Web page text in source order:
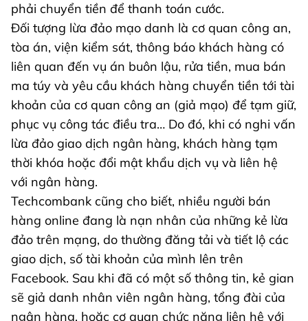
phải chuyển tiền để thanh toán cước.
Đối tượng lừa đảo mạo danh là cơ quan công an,
tòa án, viện kiểm sát, thông báo khách hàng có
liên quan đến vụ án buôn lậu, rửa tiền, mua bán
ma túy và yêu cầu khách hàng chuyển tiền tới tài
khoản của cơ quan công an (giả mạo) để tạm giữ,
phục vụ công tác điều tra… Do đó, khi có nghi vấn
lừa đảo giao dịch ngân hàng, khách hàng tạm
thời khóa hoặc đổi mật khẩu dịch vụ và liên hệ
với ngân hàng.
Techcombank cũng cho biết, nhiều người bán
hàng online đang là nạn nhân của những kẻ lừa
đảo trên mạng, do thường đăng tải và tiết lộ các
giao dịch, số tài khoản của mình lên trên
Facebook. Sau khi đã có một số thông tin, kẻ gian
sẽ giả danh nhân viên ngân hàng, tổng đài của
ngân hàng, hoặc cơ quan chức năng liên hệ với